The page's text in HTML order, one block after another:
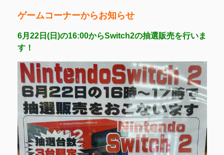
ゲームコーナーからお知らせ
6月22日(日)の16:00からSwitch2の抽選販売を行いま
す！